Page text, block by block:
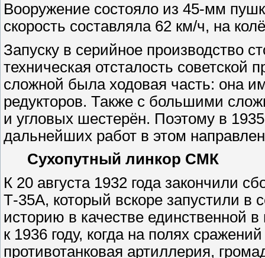
Вооружение состояло из 45-мм
скорость составляла 62 км/ч, на
Запуску в серийное производство
техническая отсталость
сложной была ходовая часть: она
редукторов. Также с большими
и угловых шестерён. Поэтому в
дальнейших работ в этом
Сухопутный линкор СМК
К 20 августа 1932 года закончили
Т-35А, который вскоре запустили в
историю в качестве
к 1936 году, когда на полях
противотанковая артиллерия,